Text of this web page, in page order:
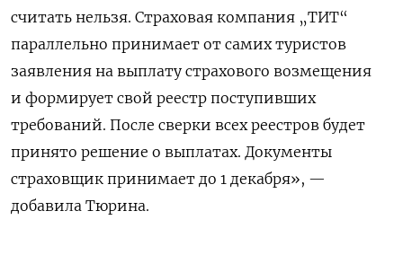
считать нельзя. Страховая компания „ТИТ“
параллельно принимает от самих туристов
заявления на выплату страхового возмещения
и формирует свой реестр поступивших
требований. После сверки всех реестров будет
принято решение о выплатах. Документы
страховщик принимает до 1 декабря», —
добавила Тюрина.